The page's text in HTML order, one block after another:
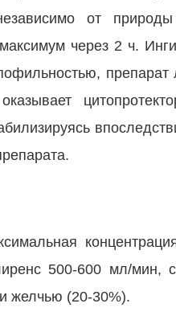
от природы
через 2 ч.
препарат
500-600 мл/мин,
желчью (20-30%).